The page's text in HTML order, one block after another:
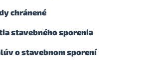
chránené
stavebného sporenia
o stavebnom sporení